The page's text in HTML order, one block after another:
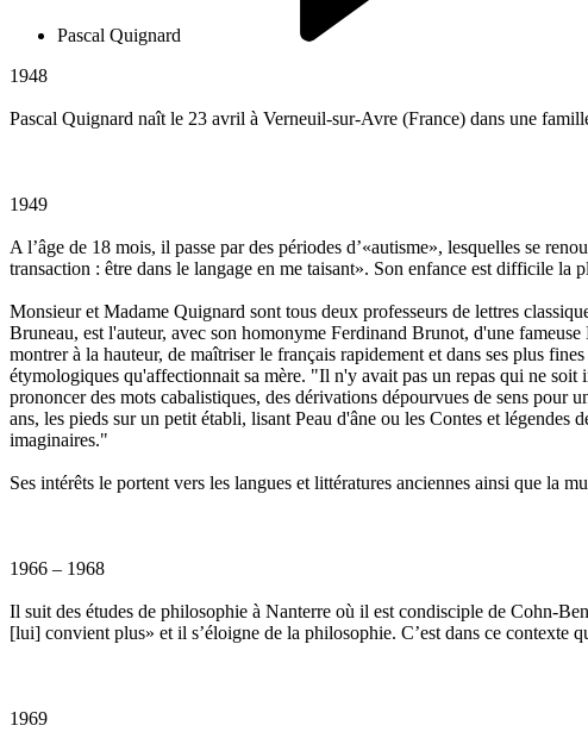
Pascal Quignard
1948
Pascal Quignard naît le 23 avril à Verneuil-sur-Avre (France) dans une
1949
A l’âge de 18 mois, il passe par des périodes d’«autisme», lesquelles se
transaction : être dans le langage en me taisant». Son enfance est difficile la
Monsieur et Madame Quignard sont tous deux professeurs de lettres
Bruneau, est l'auteur, avec son homonyme Ferdinand Brunot, d'une
montrer à la hauteur, de maîtriser le français rapidement et dans ses plus
étymologiques qu'affectionnait sa mère. "Il n'y avait pas un repas qui ne
prononcer des mots cabalistiques, des dérivations dépourvues de sens pour
ans, les pieds sur un petit établi, lisant Peau d'âne ou les Contes et
imaginaires."
Ses intérêts le portent vers les langues et littératures anciennes ainsi que la
1966 – 1968
Il suit des études de philosophie à Nanterre où il est condisciple de Cohn-
[lui] convient plus» et il s’éloigne de la philosophie. C’est dans ce contexte
1969